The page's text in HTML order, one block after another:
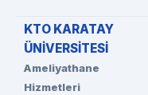
KTO KARATAY
ÜNİVERSİTESİ
Ameliyathane
Hizmetleri